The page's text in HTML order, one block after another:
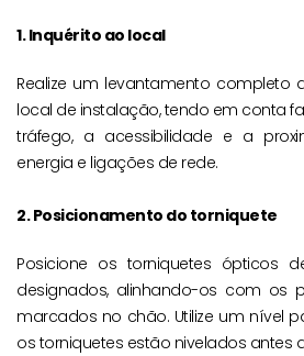
1. Inquérito ao local
Realize um levantamento completo
local de instalação, tendo em conta
tráfego, a acessibilidade e a
energia e ligações de rede.
2. Posicionamento do torniquete
Posicione os torniquetes ópticos
designados, alinhando-os com os
marcados no chão. Utilize um nível
os torniquetes estão nivelados antes